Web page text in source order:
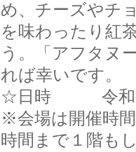
め、チーズやチ
を味わったり紅
う。「アフタヌ
れば幸いです。
☆日時 令和1年
※会場は開催時
時間まで１階も